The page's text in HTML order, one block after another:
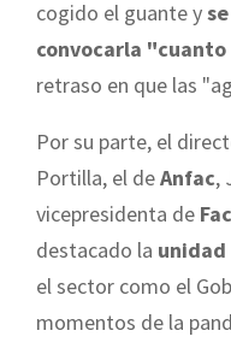
cogido el guante y
convocarla
retraso en que las
Por su parte, el
Portilla, el deAnfac,
vicepresidenta de
destacado la unidad
el sector como el
momentos de la